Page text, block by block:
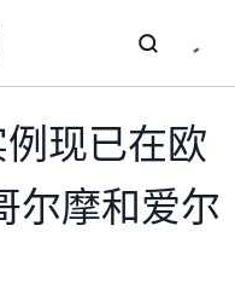
现已在欧
尔摩和爱尔